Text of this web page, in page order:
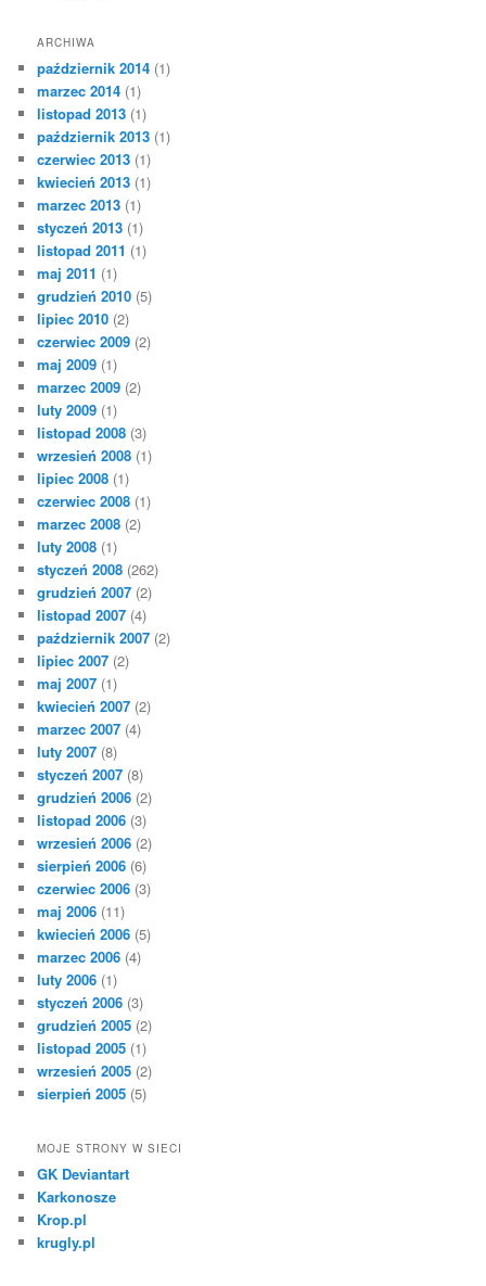
ARCHIWA
październik 2014 (1)
marzec 2014 (1)
listopad 2013 (1)
październik 2013 (1)
czerwiec 2013 (1)
kwiecień 2013 (1)
marzec 2013 (1)
styczeń 2013 (1)
listopad 2011 (1)
maj 2011 (1)
grudzień 2010 (5)
lipiec 2010 (2)
czerwiec 2009 (2)
maj 2009 (1)
marzec 2009 (2)
luty 2009 (1)
listopad 2008 (3)
wrzesień 2008 (1)
lipiec 2008 (1)
czerwiec 2008 (1)
marzec 2008 (2)
luty 2008 (1)
styczeń 2008 (262)
grudzień 2007 (2)
listopad 2007 (4)
październik 2007 (2)
lipiec 2007 (2)
maj 2007 (1)
kwiecień 2007 (2)
marzec 2007 (4)
luty 2007 (8)
styczeń 2007 (8)
grudzień 2006 (2)
listopad 2006 (3)
wrzesień 2006 (2)
sierpień 2006 (6)
czerwiec 2006 (3)
maj 2006 (11)
kwiecień 2006 (5)
marzec 2006 (4)
luty 2006 (1)
styczeń 2006 (3)
grudzień 2005 (2)
listopad 2005 (1)
wrzesień 2005 (2)
sierpień 2005 (5)
MOJE STRONY W SIECI
GK Deviantart
Karkonosze
Krop.pl
krugly.pl